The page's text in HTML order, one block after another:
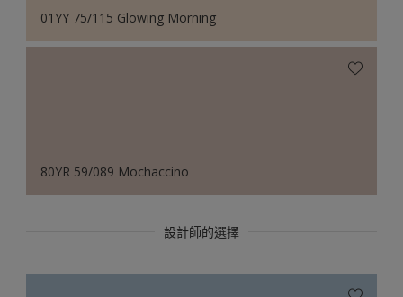
01YY 75/115 Glowing Morning
80YR 59/089 Mochaccino
設計師的選擇